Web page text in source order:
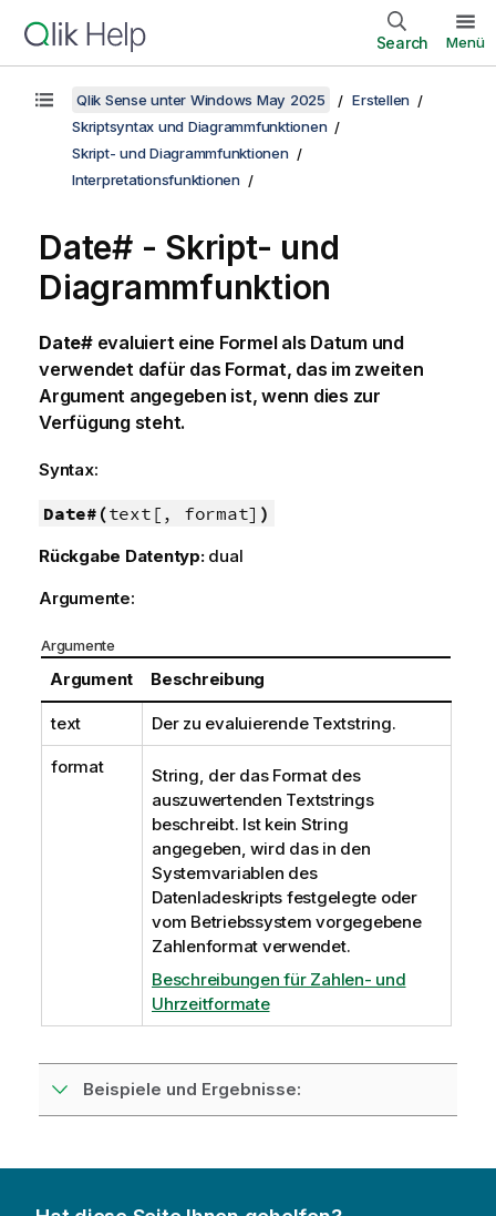
Search Menü
Qlik Sense unter Windows May 2025
Erstellen
Skriptsyntax und Diagrammfunktionen
Skript- und Diagrammfunktionen
Interpretationsfunktionen
Date# - Skript- und
Diagrammfunktion
Date#evaluiert eine Formel als Datum und
verwendet dafür das Format, das im zweiten
Argument angegeben ist, wenn dies zur
Verfügung steht.
Syntax:
Date#(text[, format] )
Rückgabe Datentyp: dual
Argumente:
Argumente
Argument Beschreibung
text Der zu evaluierende Textstring.
format
String, der das Format des
auszuwertenden Textstrings
beschreibt. Ist kein String
angegeben, wird das in den
Systemvariablen des
Datenladeskripts festgelegte oder
vom Betriebssystem vorgegebene
Zahlenformat verwendet.
Beschreibungen für Zahlen- und
Uhrzeitformate
Beispiele und Ergebnisse: